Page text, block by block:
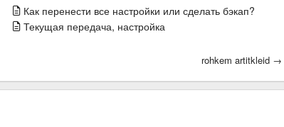
Как перенести все настройки или сделать бэкап?
Текущая передача, настройка
rohkem artitkleid →